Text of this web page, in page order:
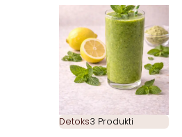
Detoks3 Produkti